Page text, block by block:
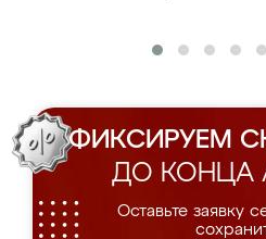
ФИКСИРУЕМ
ДО КОНЦА
Оставьте заявку